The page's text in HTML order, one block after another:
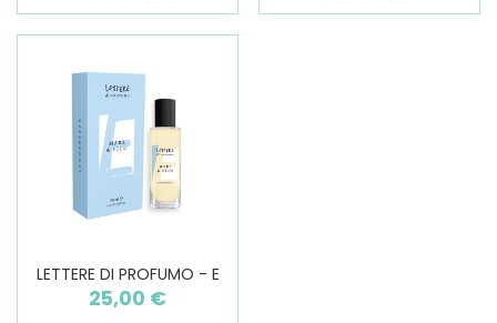
LETTERE DI PROFUMO - E
25,00 €